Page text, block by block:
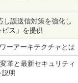
し誤送信対策を強化し
ス」を提供
ーアーキテクチャとは
革と最新セキュリティ
明